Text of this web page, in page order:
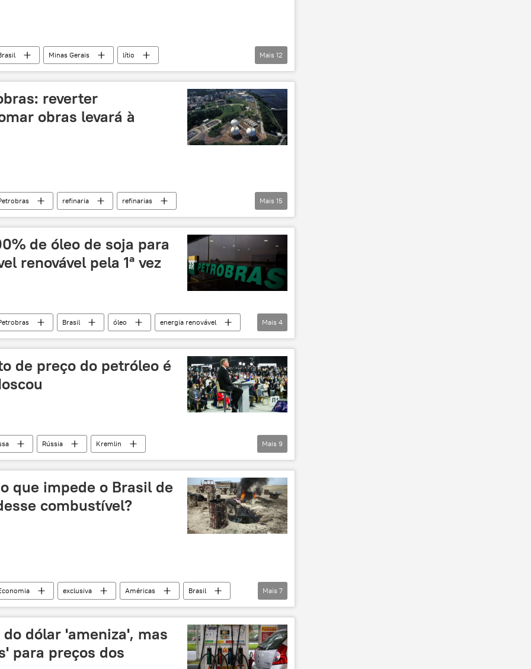
Minas Gerais
lítio
Vale do Jequitinhonha
meio ambiente
Mais 12
reverter
obras levará à
refinaria
refinarias
de gás gás de cozinha
gasolina
Brasil
autossuficiência
Mais 15
de óleo de soja para
renovável pela 1ª vez
Brasil óleo
energia renovável
biocombustível
Mais 4
de preço do petróleo é
Rússia
Kremlin
Dmitry Peskov petróleo
produção de petróleo
teto de gastos
Mais 9
que impede o Brasil de
combustível?
exclusiva Américas
Brasil
produção de petróleo verde
energia verde
Mais 7
dólar 'ameniza', mas
para preços dos